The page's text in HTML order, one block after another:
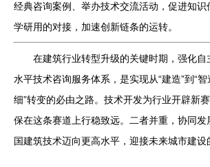
经典咨询案例、举办技术交流活动，促进知
学研用的对接，加速创新链条的运转。
在建筑行业转型升级的关键时期，强化自
水平技术咨询服务体系，是实现从“建造”到“智
细”转变的必由之路。技术开发为行业开辟新
保在这条赛道上行稳致远。二者并重，协同发
国建筑技术迈向更高水平，迎接未来城市建设